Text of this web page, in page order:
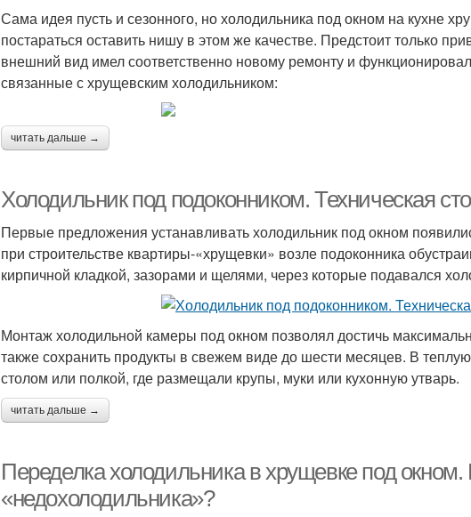
Сама идея пусть и сезонного, но холодильника под окном на кухне
постараться оставить нишу в этом же качестве. Предстоит только
внешний вид имел соответственно новому ремонту и
связанные с хрущевским холодильником:
читать дальше →
Холодильник под подоконником. Техническая
Первые предложения устанавливать холодильник под окном
при строительстве квартиры-«хрущевки» возле подоконника
кирпичной кладкой, зазорами и щелями, через которые подавался
Монтаж холодильной камеры под окном позволял достичь
также сохранить продукты в свежем виде до шести месяцев. В
столом или полкой, где размещали крупы, муки или кухонную утварь.
читать дальше →
Переделка холодильника в хрущевке под окном.
«недохолодильника»?